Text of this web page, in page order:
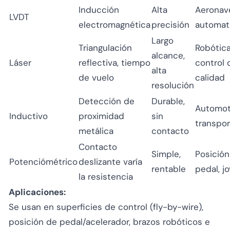
LVDT
Inducción
electromagnética
Alta
precisión
Láser
Triangulación
reflectiva, tiempo
de vuelo
Largo
alcance,
alta
resolución
control
calidad
Inductivo
Detección de
proximidad
metálica
Durable,
sin
contacto
Potenciómétrico
Contacto
deslizante varía
la resistencia
Simple,
rentable
pedal,
Aplicaciones:
Se usan en superficies de control (fly-by-wire),
posición de pedal/acelerador, brazos robóticos e